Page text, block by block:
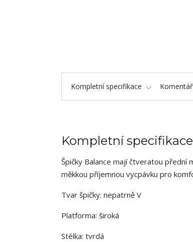
Kompletní specifikace
Kompletní specifikace
Špičky Balance mají čtveratou přední
měkkou příjemnou vycpávku pro
Tvar špičky: nepatrně V
Platforma: široká
Stélka: tvrdá